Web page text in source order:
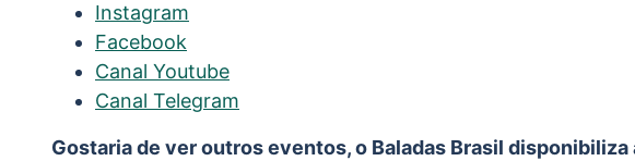
Instagram
Facebook
Canal Youtube
Canal Telegram
Gostaria de ver outros eventos, o Baladas Brasil